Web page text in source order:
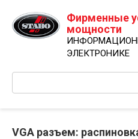
контенту
Фирменные
мощности
ЭЛЕКТРОНИКЕ
Поиск:
VGA разъем: